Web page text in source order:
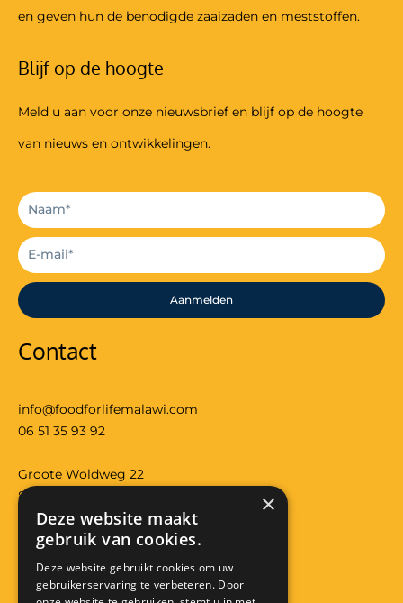
en geven hun de benodigde zaaizaden en meststoffen.
Blijf op de hoogte
Meld u aan voor onze nieuwsbrief en blijf op de hoogte
van nieuws en ontwikkelingen.
Aanmelden
Contact
info@foodforlifemalawi.com
06 51 35 93 92
Groote Woldweg 22
8097RS Oosterwolde (gld)
Bank: NL29 RABO 0118 3557 32
KVK: 08224426
Anbi: RSIN 822291319
×
Deze website maakt
gebruik van cookies.
Deze website gebruikt cookies om uw
gebruikerservaring te verbeteren. Door